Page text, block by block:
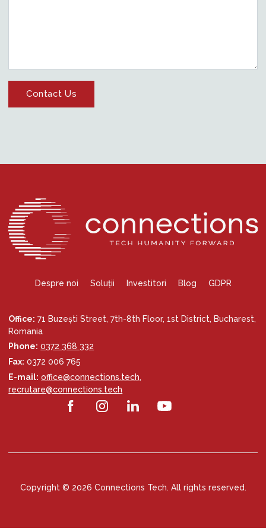
Despre noi Soluții Investitori Blog GDPR
Office: 71 Buzești Street, 7th-8th Floor, 1st District, Bucharest,
Romania
Phone: 0372 368 332
Fax: 0372 006 765
E-mail: office@connections.tech,
recrutare@connections.tech
Copyright © 2026 Connections Tech. All rights reserved.